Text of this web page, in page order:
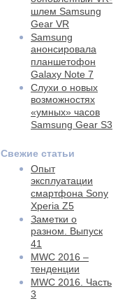
шлем Samsung
Gear VR
Samsung
анонсировала
планшетофон
Galaxy Note 7
Слухи о новых
возможностях
«умных» часов
Samsung Gear S3
Свежие статьи
Опыт
эксплуатации
смартфона Sony
Xperia Z5
Заметки о
разном. Выпуск
41
MWC 2016 –
тенденции
MWC 2016. Часть
3